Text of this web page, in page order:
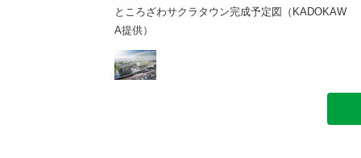
ところざわサクラタウン完成予定図（KADOKAW
A提供）